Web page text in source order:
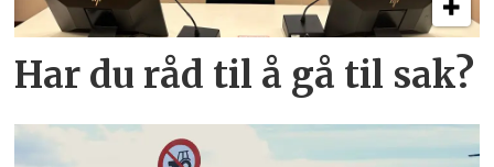
Har du råd til å gå til sak?